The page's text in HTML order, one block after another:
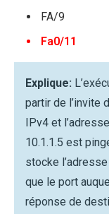
FA/9
Fa0/11
Explique:
partir de l’invite
IPv4 et
10.1.1.5 est
stocke
que le port
réponse de